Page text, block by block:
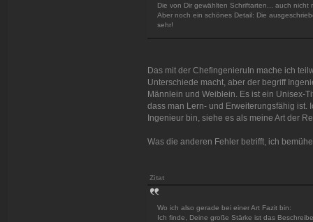
Die von Dir gewählten Schriftarten... auch nicht
Aber noch ein schönes Detail: Die
sehr!
Das mit der ChefingenieruIn mache ich
Unterschiede macht, aber der begriff
Männlein und Weiblein. Es ist ein Unisex-
dass man Lern- und Erweiterungsfähig ist.
Ingenieur bin, siehe es als meine Art der
Was die anderen Fehler betrifft, ich
Zitat
Wo ich also gerade bei einer Art Fazit bin:
Ich finde, Deine große Stärke ist das